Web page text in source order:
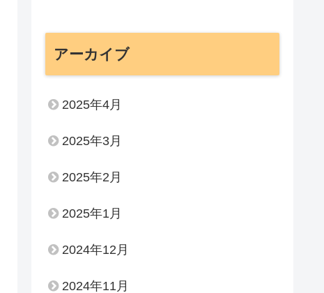
アーカイブ
2025年4月
2025年3月
2025年2月
2025年1月
2024年12月
2024年11月